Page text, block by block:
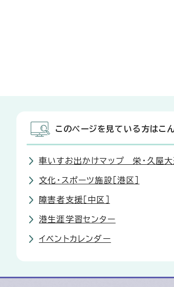
このページを見ている方はこ
車いすお出かけマップ 栄・久屋
文化・スポーツ施設［港区］
障害者支援［中区］
港生涯学習センター
イベントカレンダー